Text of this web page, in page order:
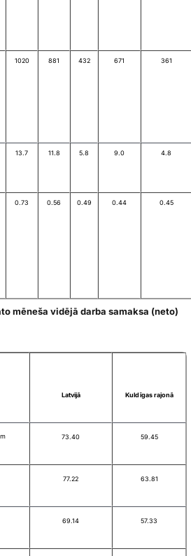
1020 881 432 671 361
13.7 11.8 5.8 9.0 4.8
0.73 0.56 0.49 0.44 0.45
mēneša vidējā darba samaksa (neto)
Latvijā Kuldīgas rajonā
73.40 59.45
77.22 63.81
69.14 57.33